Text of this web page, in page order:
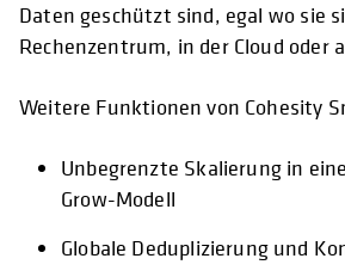
Daten geschützt sind, egal wo sie
Rechenzentrum, in der Cloud oder
Weitere Funktionen von Cohesity
Unbegrenzte Skalierung in
Grow-Modell
Globale Deduplizierung und